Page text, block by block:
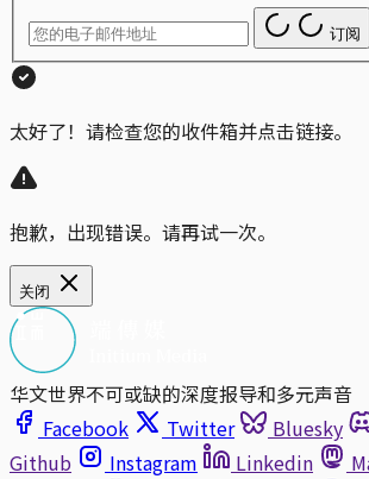
订阅
太好了！请检查您的收件箱并点击链接。
抱歉，出现错误。请再试一次。
关闭
华文世界不可或缺的深度报导和多元声音
Facebook
Twitter Bluesky
Github
Instagram Linkedin